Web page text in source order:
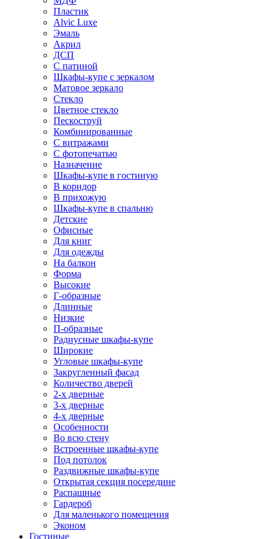
Пластик
Alvic Luxe
Эмаль
Акрил
ДСП
С патиной
Шкафы-купе с зеркалом
Матовое зеркало
Стекло
Цветное стекло
Пескоструй
Комбинированные
С витражами
С фотопечатью
Назначение
Шкафы-купе в гостиную
В коридор
В прихожую
Шкафы-купе в спальню
Детские
Офисные
Для книг
Для одежды
На балкон
Форма
Высокие
Г-образные
Длинные
Низкие
П-образные
Радиусные шкафы-купе
Широкие
Угловые шкафы-купе
Закругленный фасад
Количество дверей
2-х дверные
3-х дверные
4-х дверные
Особенности
Во всю стену
Встроенные шкафы-купе
Под потолок
Раздвижные шкафы-купе
Открытая секция посередине
Распашные
Гардероб
Для маленького помещения
Эконом
Гостиные